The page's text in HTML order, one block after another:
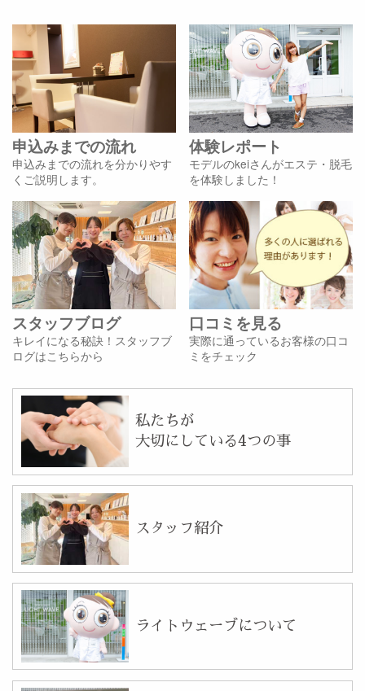
申込みまでの流れ
申込みまでの流れを分かりやす
くご説明します。
体験レポート
モデルのkeiさんがエステ・脱毛
を体験しました！
スタッフブログ
キレイになる秘訣！スタッフブ
ログはこちらから
口コミを見る
実際に通っているお客様の口コ
ミをチェック
私たちが
大切にしている4つの事
スタッフ紹介
ライトウェーブについて